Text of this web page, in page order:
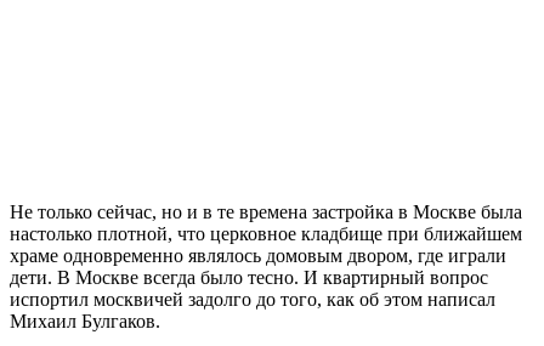
Не только сейчас, но и в те времена застройка в Москве была
настолько плотной, что церковное кладбище при ближайшем
храме одновременно являлось домовым двором, где играли
дети. В Москве всегда было тесно. И квартирный вопрос
испортил москвичей задолго до того, как об этом написал
Михаил Булгаков.